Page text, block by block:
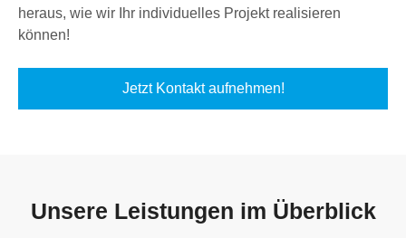
heraus, wie wir Ihr individuelles Projekt realisieren
können!
Jetzt Kontakt aufnehmen!
Unsere Leistungen im Überblick